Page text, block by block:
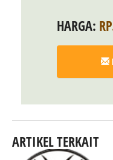
HARGA:
ARTIKEL TERKAIT